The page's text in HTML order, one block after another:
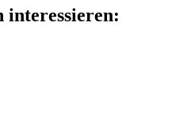
interessieren: